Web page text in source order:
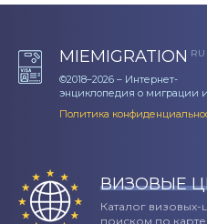
MIEMIGRATION RU
©2018–2026 – Интернет-
энциклопедия о миграции
Политика
ВИЗОВЫЕ
Каталог
поиском по карте